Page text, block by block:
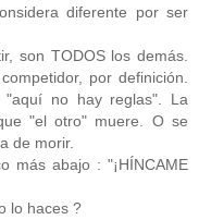
diferente por ser
son TODOS los demás.
por definición.
no hay reglas". La
"el otro" muere. O se
de morir.
más abajo : "¡HÍNCAME
lo haces ?